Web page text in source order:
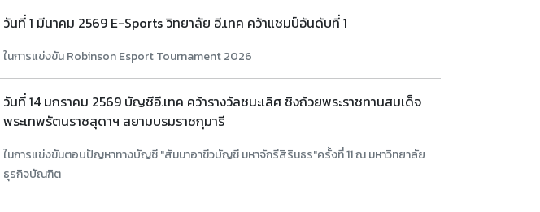
วันที่ 1 มีนาคม 2569 E-Sports วิทยาลัย อี.เทค คว้าแชมป์อันดับที่ 1
ในการแข่งขัน Robinson Esport Tournament 2026
วันที่ 14 มกราคม 2569 บัญชีอี.เทค คว้ารางวัลชนะเลิศ ชิงถ้วยพระราชทานสมเด็จ
พระเทพรัตนราชสุดาฯ สยามบรมราชกุมารี
ในการแข่งขันตอบปัญหาทางบัญชี "สัมนาอาขีวบัญชี มหาจักรีสิรินธร"ครั้งที่ 11 ณ มหาวิทยาลัย
ธุรกิจบัณฑิต